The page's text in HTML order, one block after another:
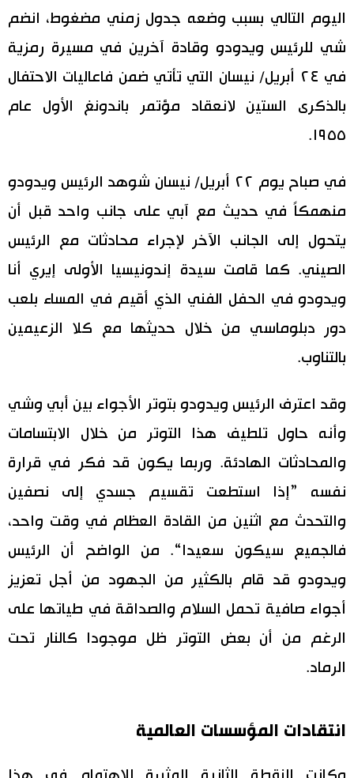
اليوم التالي بسبب وضعه جدول زمني مضغوط، انضم
شي للرئيس ويدودو وقادة آخرين في مسيرة رمزية
في ٢٤ أبريل/ نيسان التي تأتي ضمن فاعاليات الاحتفال
بالذكرى الستين لانعقاد مؤتمر باندونغ الأول عام
١٩٥٥.
في صباح يوم ٢٢ أبريل/ نيسان شوهد الرئيس ويدودو
منهمكاً في حديث مع آبي على جانب واحد قبل أن
يتحول إلى الجانب الآخر لإجراء محادثات مع الرئيس
الصيني. كما قامت سيدة إندونيسيا الأولى إيري أنا
ويدودو في الحفل الفني الذي أقيم في المساء بلعب
دور دبلوماسي من خلال حديثها مع كلا الزعيمين
بالتناوب.
وقد اعترف الرئيس ويدودو بتوتر الأجواء بين أبي وشي
وأنه حاول تلطيف هذا التوتر من خلال الابتسامات
والمحادثات الهادئة. وربما يكون قد فكر في قرارة
نفسه ”إذا استطعت تقسيم جسدي إلى نصفين
والتحدث مع اثنين من القادة العظام في وقت واحد،
فالجميع سيكون سعيدا“. من الواضح أن الرئيس
ويدودو قد قام بالكثير من الجهود من أجل تعزيز
أجواء صافية تحمل السلام والصداقة في طياتها على
الرغم من أن بعض التوتر ظل موجودا كالنار تحت
الرماد.
انتقادات المؤسسات العالمية